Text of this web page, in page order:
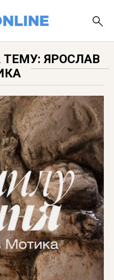
ТЕМУ: ЯРОСЛАВ